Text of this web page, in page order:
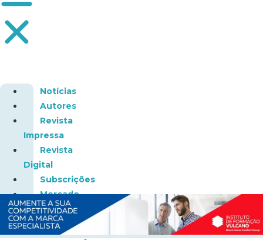
Notícias
Autores
Revista
Impressa
Revista
Digital
Subscrições
Mercado